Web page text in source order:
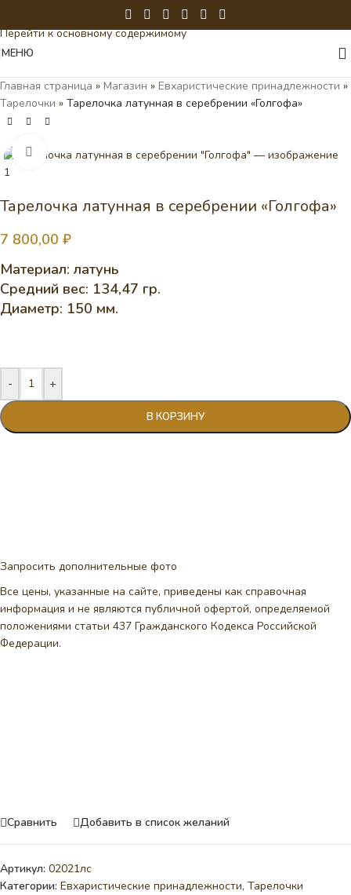
Перейти к основному содержимому
МЕНЮ
Главная страница » Магазин » Евхаристические принадлежности »
Тарелочки » Тарелочка латунная в серебрении «Голгофа»
Нажмите, чтобы увеличить
Тарелочка латунная в серебрении «Голгофа»
7 800,00 ₽
Материал: латунь
Средний вес: 134,47 гр.
Диаметр: 150 мм.
- +
В КОРЗИНУ
Запросить дополнительные фото
Все цены, указанные на сайте, приведены как справочная
информация и не являются публичной офертой, определяемой
положениями статьи 437 Гражданского Кодекса Российской
Федерации.
Сравнить Добавить в список желаний
Артикул: 02021лс
Категории: Евхаристические принадлежности, Тарелочки